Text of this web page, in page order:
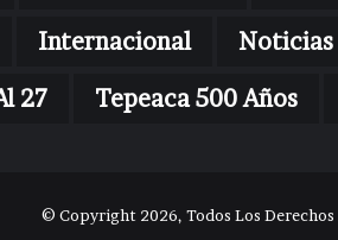
Internacional Noticias
27
Tepeaca 500 Años
© Copyright 2026, Todos Los